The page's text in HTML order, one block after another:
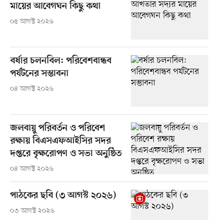
মায়ের আবেগঘন কিছু কথা
০৫ আগস্ট ২০২৬
বর্ষার চলনবিল: পরিবেশবান্ধব
পর্যটনের সম্ভাবনা
০৪ আগস্ট ২০২৬
জলবায়ু পরিবর্তন ও পরিবেশ
রক্ষায় বিএসএফআইসির সদর
দপ্তরে বৃক্ষরোপণ ও সভা অনুষ্ঠিত
০৪ আগস্ট ২০২৬
পাঠকের ছবি (৩ আগস্ট ২০২৬)
০৩ আগস্ট ২০২৬